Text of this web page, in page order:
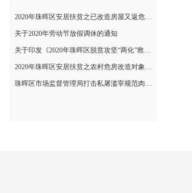
2020年珠晖区安居扶贫之已改造房屋又返危需改造对象公示
关于2020年劳动节放假调休的通知
关于印发《2020年珠晖区脱贫攻坚“两化”救助帮扶实施方案》的通知
2020年珠晖区安居扶贫之农村危房改造对象公示
珠晖区市场监督管理局打击私屠滥宰规范肉品市场秩序专项整治行动方案